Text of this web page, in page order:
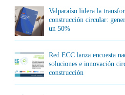
Valparaíso lidera la
construcción circular:
un 50%
Red ECC lanza encuesta
soluciones e innovación
construcción